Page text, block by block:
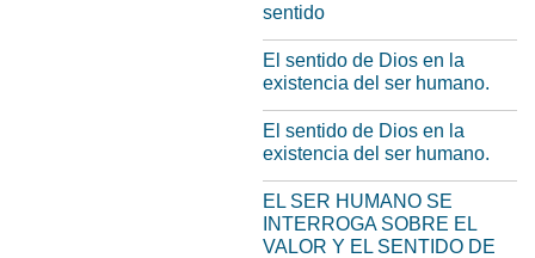
sentido
El sentido de Dios en la
existencia del ser humano.
El sentido de Dios en la
existencia del ser humano.
EL SER HUMANO SE
INTERROGA SOBRE EL
VALOR Y EL SENTIDO DE